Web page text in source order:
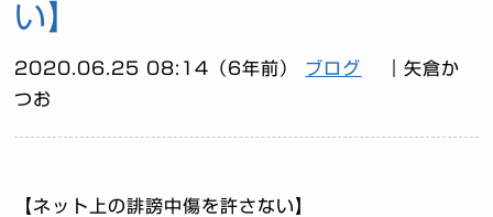
い】
2020.06.25 08:14（6年前） ブログ
｜矢倉か
つお
【ネット上の誹謗中傷を許さない】